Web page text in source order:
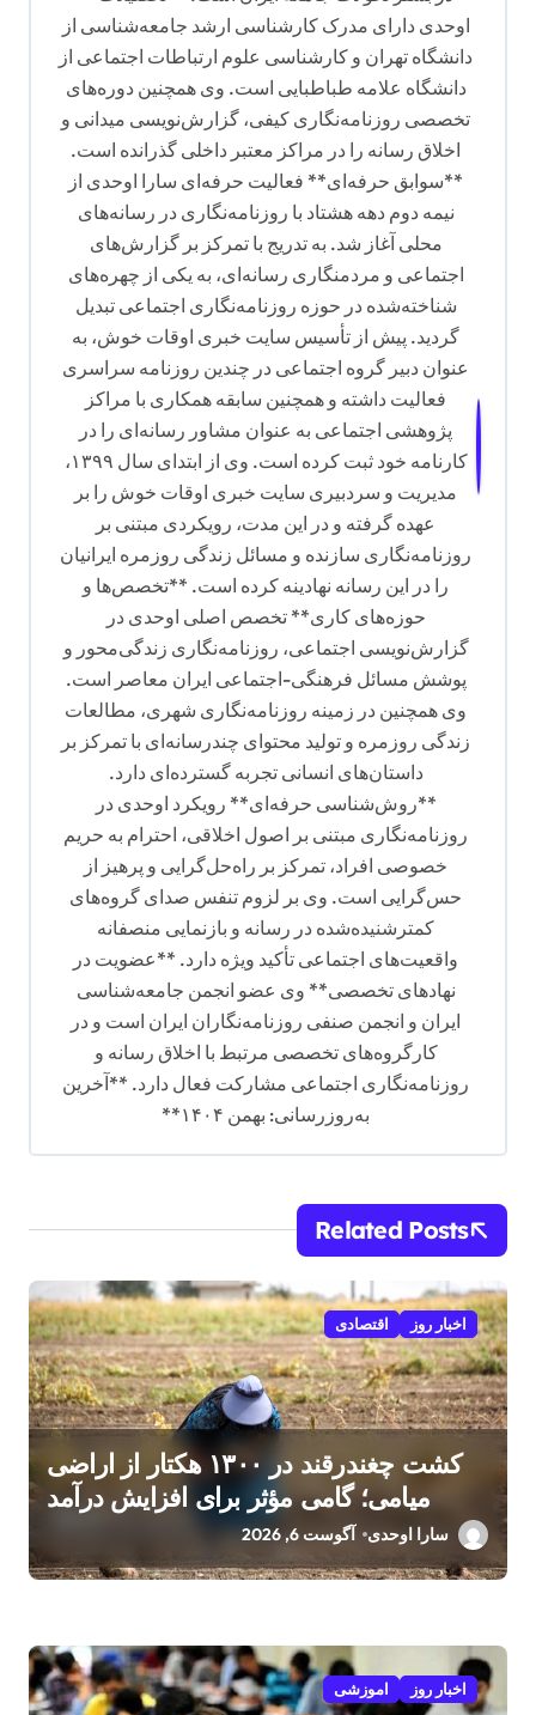
اوحدی دارای مدرک کارشناسی ارشد جامعه‌شناسی از
دانشگاه تهران و کارشناسی علوم ارتباطات اجتماعی از
دانشگاه علامه طباطبایی است. وی همچنین دوره‌های
تخصصی روزنامه‌نگاری کیفی، گزارش‌نویسی میدانی و
اخلاق رسانه را در مراکز معتبر داخلی گذرانده است.
**سوابق حرفه‌ای** فعالیت حرفه‌ای سارا اوحدی از
نیمه دوم دهه هشتاد با روزنامه‌نگاری در رسانه‌های
محلی آغاز شد. به تدریج با تمرکز بر گزارش‌های
اجتماعی و مردمنگاری رسانه‌ای، به یکی از چهره‌های
شناخته‌شده در حوزه روزنامه‌نگاری اجتماعی تبدیل
گردید. پیش از تأسیس سایت خبری اوقات خوش، به
عنوان دبیر گروه اجتماعی در چندین روزنامه سراسری
فعالیت داشته و همچنین سابقه همکاری با مراکز
پژوهشی اجتماعی به عنوان مشاور رسانه‌ای را در
کارنامه خود ثبت کرده است. وی از ابتدای سال ۱۳۹۹،
مدیریت و سردبیری سایت خبری اوقات خوش را بر
عهده گرفته و در این مدت، رویکردی مبتنی بر
روزنامه‌نگاری سازنده و مسائل زندگی روزمره ایرانیان
را در این رسانه نهادینه کرده است. **تخصص‌ها و
حوزه‌های کاری** تخصص اصلی اوحدی در
گزارش‌نویسی اجتماعی، روزنامه‌نگاری زندگی‌محور و
پوشش مسائل فرهنگی-اجتماعی ایران معاصر است.
وی همچنین در زمینه روزنامه‌نگاری شهری، مطالعات
زندگی روزمره و تولید محتوای چندرسانه‌ای با تمرکز بر
داستان‌های انسانی تجربه گسترده‌ای دارد.
**روش‌شناسی حرفه‌ای** رویکرد اوحدی در
روزنامه‌نگاری مبتنی بر اصول اخلاقی، احترام به حریم
خصوصی افراد، تمرکز بر راه‌حل‌گرایی و پرهیز از
حس‌گرایی است. وی بر لزوم تنفس صدای گروه‌های
کمترشنیده‌شده در رسانه و بازنمایی منصفانه
واقعیت‌های اجتماعی تأکید ویژه دارد. **عضویت در
نهادهای تخصصی** وی عضو انجمن جامعه‌شناسی
ایران و انجمن صنفی روزنامه‌نگاران ایران است و در
کارگروه‌های تخصصی مرتبط با اخلاق رسانه و
روزنامه‌نگاری اجتماعی مشارکت فعال دارد. **آخرین
به‌روزرسانی: بهمن ۱۴۰۴**
Related Posts
اخبار روز اقتصادی
کشت چغندرقند در ۱۳۰۰ هکتار از اراضی
میامی؛ گامی مؤثر برای افزایش درآمد
سارا اوحدی آگوست 6, 2026
اخبار روز اموزشی